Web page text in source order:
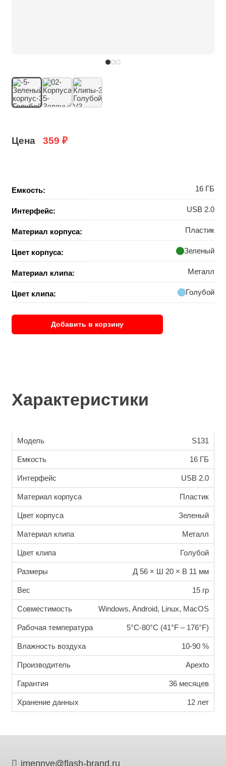
Цена 359₽
Емкость: 16 ГБ
Интерфейс: USB 2.0
Материал корпуса: Пластик
Цвет корпуса: Зеленый
Материал клипа: Металл
Цвет клипа: Голубой
Добавить в корзину
Характеристики
Модель S131
Емкость 16 ГБ
Интерфейс USB 2.0
Материал корпуса Пластик
Цвет корпуса Зеленый
Материал клипа Металл
Цвет клипа Голубой
Размеры Д 56 × Ш 20 × В 11 мм
Вес 15 гр
Совместимость Windows, Android, Linux, MacOS
Рабочая температура 5°C-80°C (41°F – 176°F)
Влажность воздуха 10-90 %
Производитель Apexto
Гарантия 36 месяцев
Хранение данных 12 лет
imennye@flash-brand.ru